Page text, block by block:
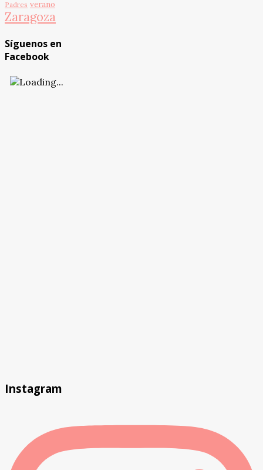
Padres verano
Zaragoza
Síguenos en
Facebook
Instagram